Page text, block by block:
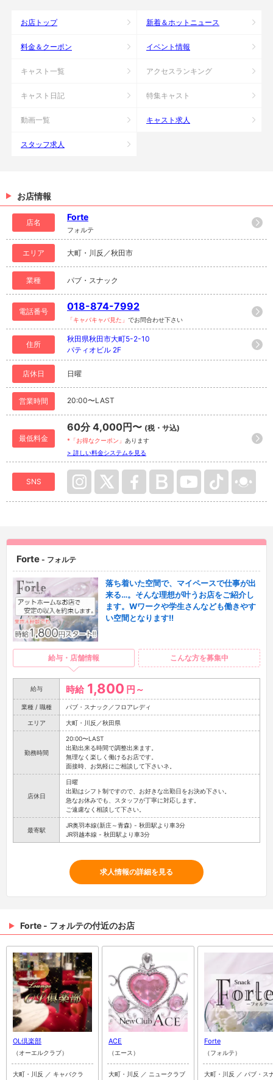
お店トップ 新着＆ホットニュース
料金＆クーポン イベント情報
キャスト一覧 アクセスランキング
キャスト日記 特集キャスト
動画一覧 キャスト求人
スタッフ求人
お店情報
店名
Forte
フォルテ
エリア 大町・川反／秋田市
業種 パブ・スナック
電話番号 018-874-7992
「キャバキャバ見た」 でお問合わせ下さい
住所
秋田県秋田市大町5-2-10
パティオビル 2F
店休日 日曜
営業時間 20:00〜LAST
最低料金
60分 4,000円〜 (税・サ込)
*「お得なクーポン」 あります
> 詳しい料金システムを見る
SNS
Forte - フォルテ
落ち着いた空間で、マイペースで仕事が出
来る…。そんな理想が叶うお店をご紹介し
ます。Wワークや学生さんなども働きやす
い空間となります!!
給与・店舗情報 こんな方を募集中
給与 時給 1,800 円～
業種 / 職種 パブ・スナック／フロアレディ
エリア 大町・川反／秋田県
勤務時間
20:00〜LAST
出勤出来る時間で調整出来ます。
無理なく楽しく働けるお店です。
面接時、お気軽にご相談して下さいネ。
店休日
日曜
出勤はシフト制ですので、お好きな出勤日をお決め下さい。
急なお休みでも、スタッフが丁寧に対応します。
ご遠慮なく相談して下さい。
最寄駅
JR奥羽本線(新庄～青森) - 秋田駅より車3分
JR羽越本線 - 秋田駅より車3分
求人情報の詳細を見る
Forte - フォルテの付近のお店
OL倶楽部
（オーエルクラブ）
大町・川反 ／ キャバクラ
ACE
（エース）
大町・川反 ／ ニュークラブ
Forte
（フォルテ）
大町・川反 ／ パブ・ス